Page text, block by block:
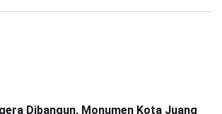
Dibangun, Monumen Kota Juang